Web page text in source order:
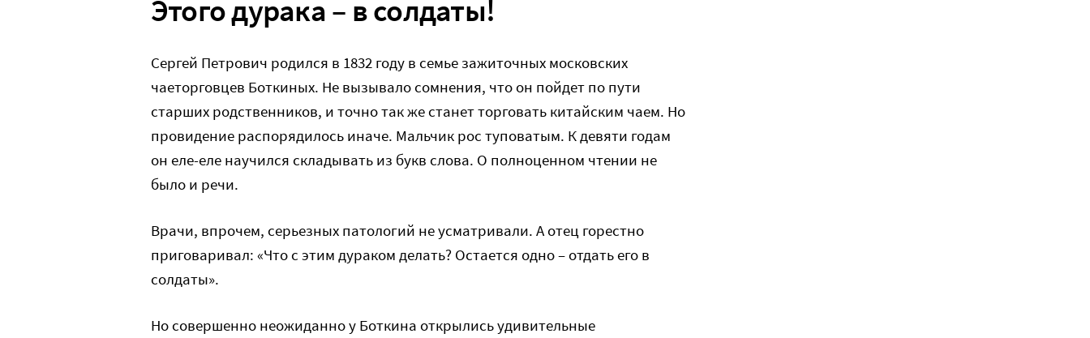
Этого дурака – в солдаты!
Сергей Петрович родился в 1832 году в семье зажиточных московских
чаеторговцев Боткиных. Не вызывало сомнения, что он пойдет по пути
старших родственников, и точно так же станет торговать китайским чаем. Но
провидение распорядилось иначе. Мальчик рос туповатым. К девяти годам
он еле-еле научился складывать из букв слова. О полноценном чтении не
было и речи.
Врачи, впрочем, серьезных патологий не усматривали. А отец горестно
приговаривал: «Что с этим дураком делать? Остается одно – отдать его в
солдаты».
Но совершенно неожиданно у Боткина открылись удивительные